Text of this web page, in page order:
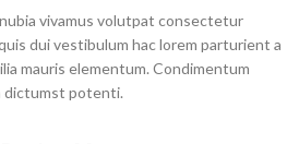
vivamus volutpat consectetur
dui vestibulum hac lorem parturient a
mauris elementum. Condimentum
dictumst potenti.